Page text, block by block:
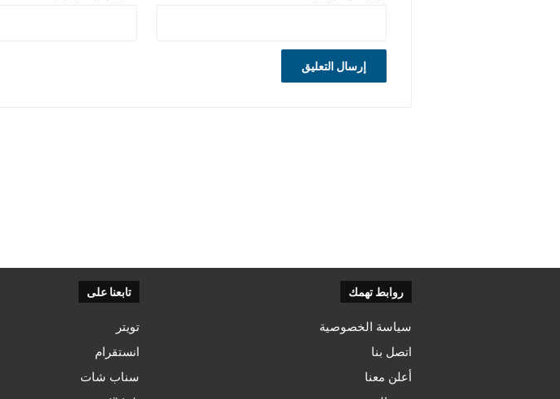
روابط تهمك
سياسة الخصوصية
اتصل بنا
أعلن معنا
تابعنا على
تويتر
انستقرام
سناب شات